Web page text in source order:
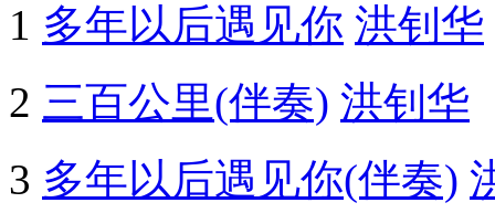
1 多年以后遇见你 洪钊华
2 三百公里(伴奏) 洪钊华
3 多年以后遇见你(伴奏)